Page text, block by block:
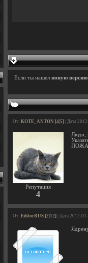
Если ты нашел новую версию
От: KOTE_ANTON [4|5] | Дата
Репутация
4
Люди,
От: EditorRUS [2|12] | Дата 2012-